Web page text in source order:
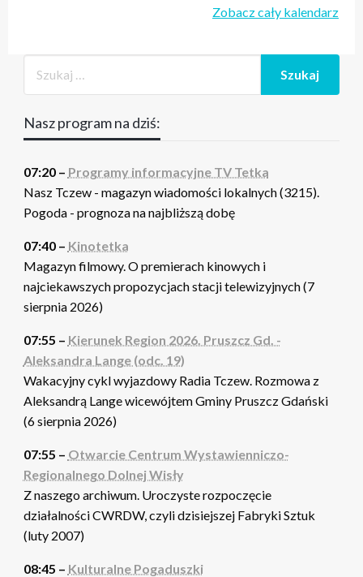
Zobacz cały kalendarz
Nasz program na dziś:
07:20 – Programy informacyjne TV Tetka
Nasz Tczew - magazyn wiadomości lokalnych (3215).
Pogoda - prognoza na najbliższą dobę
07:40 – Kinotetka
Magazyn filmowy. O premierach kinowych i
najciekawszych propozycjach stacji telewizyjnych (7
sierpnia 2026)
07:55 – Kierunek Region 2026. Pruszcz Gd. -
Aleksandra Lange (odc. 19)
Wakacyjny cykl wyjazdowy Radia Tczew. Rozmowa z
Aleksandrą Lange wicewójtem Gminy Pruszcz Gdański
(6 sierpnia 2026)
07:55 – Otwarcie Centrum Wystawienniczo-
Regionalnego Dolnej Wisły
Z naszego archiwum. Uroczyste rozpoczęcie
działalności CWRDW, czyli dzisiejszej Fabryki Sztuk
(luty 2007)
08:45 – Kulturalne Pogaduszki